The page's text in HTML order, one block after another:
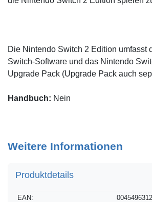
Die Nintendo Switch 2 Edition umfasst
Switch-Software und das Nintendo
Upgrade Pack (Upgrade Pack auch
Handbuch: Nein
Weitere Informationen
Produktdetails
Technisches
Wert
EAN: